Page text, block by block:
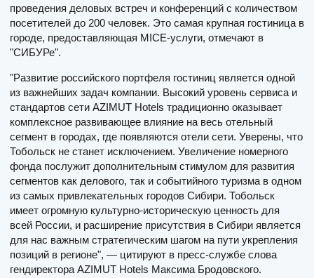
проведения деловых встреч и конференций с количеством
посетителей до 200 человек. Это самая крупная гостиница в
городе, предоставляющая MICE-услуги, отмечают в
"СИБУРе".
"Развитие российского портфеля гостиниц является одной
из важнейших задач компании. Высокий уровень сервиса и
стандартов сети AZIMUT Hotels традиционно оказывает
комплексное развивающее влияние на весь отельный
сегмент в городах, где появляются отели сети. Уверены, что
Тобольск не станет исключением. Увеличение номерного
фонда послужит дополнительным стимулом для развития
сегментов как делового, так и событийного туризма в одном
из самых привлекательных городов Сибири. Тобольск
имеет огромную культурно-историческую ценность для
всей России, и расширение присутствия в Сибири является
для нас важным стратегическим шагом на пути укрепления
позиций в регионе", — цитируют в пресс-службе слова
гендиректора AZIMUT Hotels Максима Бродовского.